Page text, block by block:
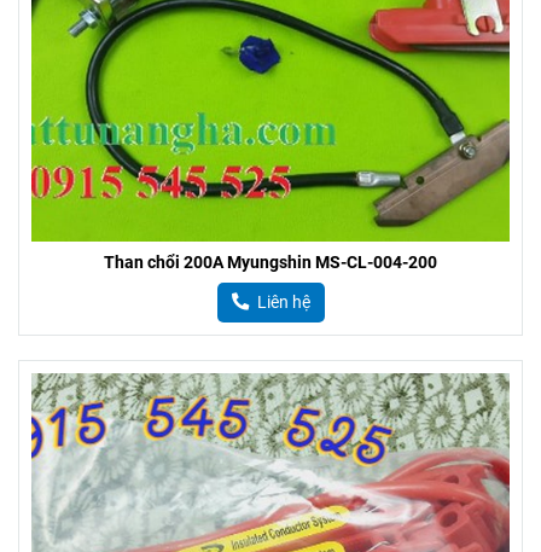
Than chổi 200A Myungshin MS-CL-004-200
Liên hệ